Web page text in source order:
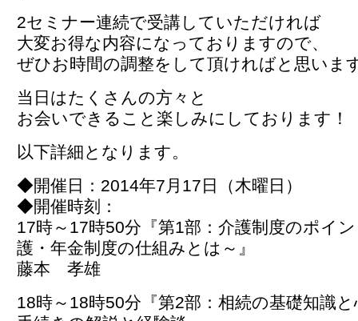
2セミナー連続で受講していただければ
大変お得な内容になっておりますので、
ぜひお時間の調整をして頂ければと思いま
当日はたくさんの方々と
お会いできること楽しみにしております！
以下詳細となります。
◆開催日：2014年7月17日（木曜日）
◆開催時刻：
17時～17時50分『第1部：介護制度のポイ
護・年金制度の仕組みとは～』
藤本 孝雄
18時～18時50分『第2部：相続の基礎知識